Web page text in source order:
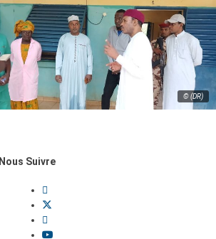
© (DR)
Nous Suivre